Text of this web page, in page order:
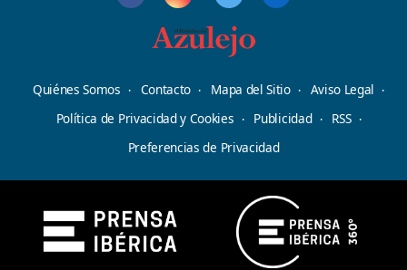
Quiénes Somos Contacto Mapa del Sitio
Aviso Legal
Política de Privacidad y Cookies
Publicidad
RSS
Preferencias de Privacidad